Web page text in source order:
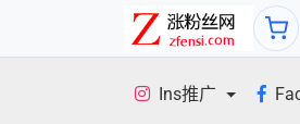
Ins推广